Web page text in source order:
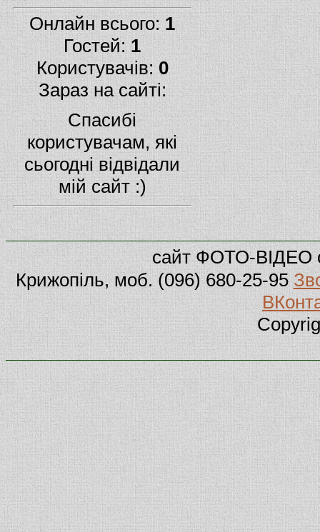
Онлайн всього:1
Гостей:1
Користувачів:0
Зараз на сайті:
Спасибі
користувачам, які
сьогодні відвідали
мій сайт :)
сайт ФОТО-ВІДЕО
Крижопіль, моб. (096) 680-25-95